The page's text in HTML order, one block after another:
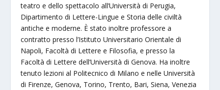
teatro e dello spettacolo all’Università di Perugia,
Dipartimento di Lettere-Lingue e Storia delle civiltà
antiche e moderne. È stato inoltre professore a
contratto presso l’Istituto Universitario Orientale di
Napoli, Facoltà di Lettere e Filosofia, e presso la
Facoltà di Lettere dell’Università di Genova. Ha inoltre
tenuto lezioni al Politecnico di Milano e nelle Università
di Firenze, Genova, Torino, Trento, Bari, Siena, Venezia